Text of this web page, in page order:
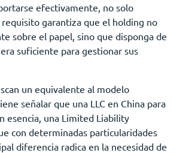
efectivamente, no solo
requisito garantiza que el holding no
sobre el papel, sino que disponga de
suficiente para gestionar sus
un equivalente al modelo
señalar que una LLC en China para
esencia, una Limited Liability
con determinadas particularidades
diferencia radica en la necesidad de